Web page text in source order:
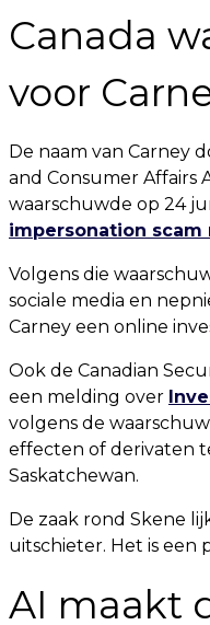
Canada
voor
De naam van Carney
and Consumer Affairs
waarschuwde op 24
impersonation scam
Volgens die
sociale media en
Carney een online
Ook de Canadian
een melding over
volgens de
effecten of derivaten
Saskatchewan.
De zaak rond Skene
uitschieter. Het is een
AI maakt